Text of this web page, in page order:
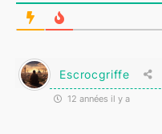
Escrocgriffe
12 années il y a